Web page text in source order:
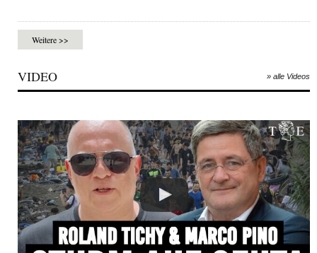
Weitere >>
VIDEO » alle Videos